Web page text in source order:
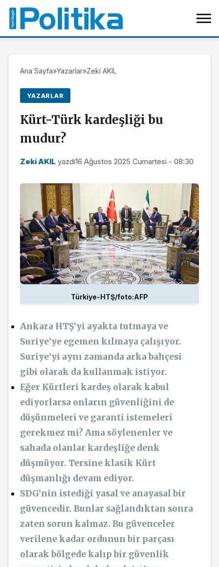
Ana Sayfa»Yazarlar»Zeki AKIL
YAZARLAR
Kürt-Türk kardeşliği bu
mudur?
Zeki AKIL yazdı16 Ağustos 2025 Cumartesi - 08:30
Türkiye-HTŞ/foto:AFP
Ankara HTŞ’yi ayakta tutmaya ve
Suriye’ye egemen kılmaya çalışıyor.
Suriye’yi aynı zamanda arka bahçesi
gibi olarak da kullanmak istiyor.
Eğer Kürtleri kardeş olarak kabul
ediyorlarsa onların güvenliğini de
düşünmeleri ve garanti istemeleri
gerekmez mi? Ama söylenenler ve
sahada olanlar kardeşliğe denk
düşmüyor. Tersine klasik Kürt
düşmanlığı devam ediyor.
SDG’nin istediği yasal ve anayasal bir
güvencedir. Bunlar sağlandıktan sonra
zaten sorun kalmaz. Bu güvenceler
verilene kadar ordunun bir parçası
olarak bölgede kalıp bir güvenlik